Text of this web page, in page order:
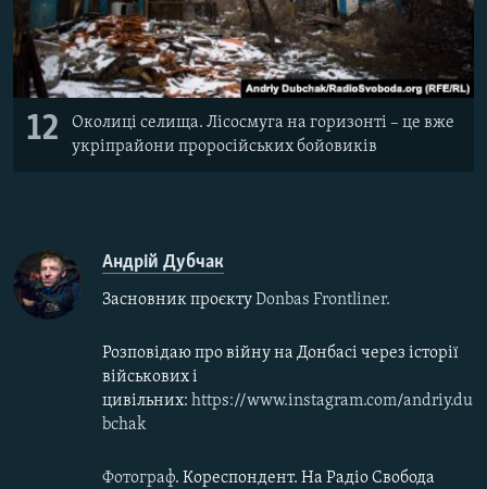
12
Околиці селища. Лісосмуга на горизонті – це вже
укріпрайони проросійських бойовиків
Андрій Дубчак
Засновник проєктуDonbas Frontliner.
Розповідаю про війну на Донбасі через історії
військових і
цивільних: https://www.instagram.com/andriy.du
bchak
Фотограф. Кореспондент. На Радіо Свобода